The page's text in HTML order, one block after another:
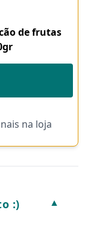
de frutas
na loja
:) ▼